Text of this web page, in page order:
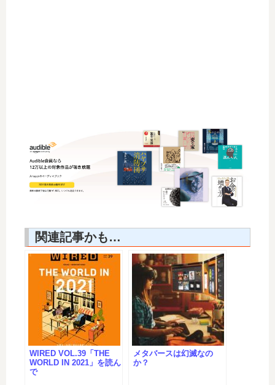
関連記事かも…
WIRED VOL.39「THE
WORLD IN 2021」を読ん
で
メタバースは幻滅なの
か？